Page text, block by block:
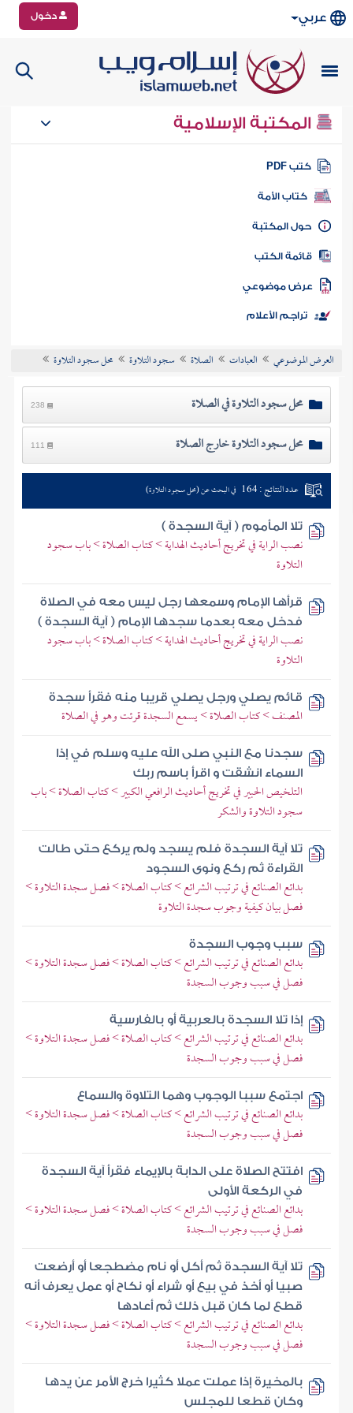
عربي دخول
المكتبة الإسلامية
كتب PDF
كتاب الأمة
المكتبة
الكتب
موضوعي
تراجم الأعلام
العرض الموضوعي العبادات الصلاة سجود التلاوة محل سجود التلاوة
محل سجود التلاوة في الصلاة 238
محل سجود التلاوة خارج الصلاة 111
عدد النتائج : 164 في البحث عن (محل سجود التلاوة)
تلا المأموم ( آية السجدة )
نصب الراية في تخريج أحاديث الهداية > كتاب الصلاة > باب سجود
التلاوة
قرأها الإمام وسمعها رجل ليس معه في الصلاة
فدخل معه بعدما سجدها الإمام ( آية السجدة )
نصب الراية في تخريج أحاديث الهداية > كتاب الصلاة > باب سجود
التلاوة
قائم يصلي ورجل يصلي قريبا منه فقرأ سجدة
المصنف > كتاب الصلاة > يسمع السجدة قرئت وهو في الصلاة
سجدنا مع النبي صلى الله عليه وسلم في إذا
السماء انشقت و اقرأ باسم ربك
التلخيص الحبير في تخريج أحاديث الرافعي الكبير > كتاب الصلاة > باب
سجود التلاوة والشكر
تلا آية السجدة فلم يسجد ولم يركع حتى طالت
القراءة ثم ركع ونوى السجود
بدائع الصنائع في ترتيب الشرائع > كتاب الصلاة > فصل سجدة التلاوة >
فصل بيان كيفية وجوب سجدة التلاوة
سبب وجوب السجدة
بدائع الصنائع في ترتيب الشرائع > كتاب الصلاة > فصل سجدة التلاوة >
فصل في سبب وجوب السجدة
إذا تلا السجدة بالعربية أو بالفارسية
بدائع الصنائع في ترتيب الشرائع > كتاب الصلاة > فصل سجدة التلاوة >
فصل في سبب وجوب السجدة
اجتمع سببا الوجوب وهما التلاوة والسماع
بدائع الصنائع في ترتيب الشرائع > كتاب الصلاة > فصل سجدة التلاوة >
فصل في سبب وجوب السجدة
افتتح الصلاة على الدابة بالإيماء فقرأ آية السجدة
في الركعة الأولى
بدائع الصنائع في ترتيب الشرائع > كتاب الصلاة > فصل سجدة التلاوة >
فصل في سبب وجوب السجدة
تلا آية السجدة ثم أكل أو نام مضطجعا أو أرضعت
صبيا أو أخذ في بيع أو شراء أو نكاح أو عمل يعرف أنه
قطع لما كان قبل ذلك ثم أعادها
بدائع الصنائع في ترتيب الشرائع > كتاب الصلاة > فصل سجدة التلاوة >
فصل في سبب وجوب السجدة
بالمخيرة إذا عملت عملا كثيرا خرج الأمر عن يدها
وكان قطعا للمجلس